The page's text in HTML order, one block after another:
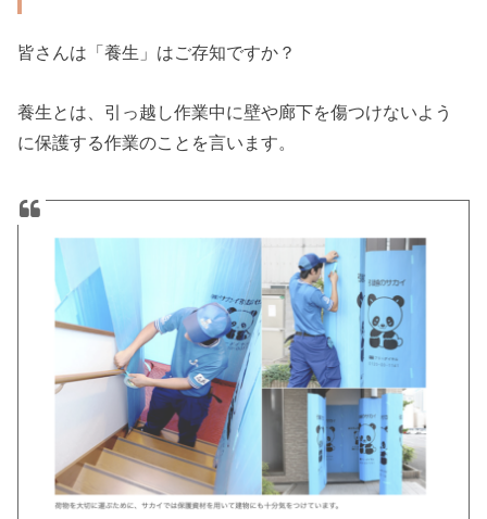
皆さんは「養生」はご存知ですか？
養生とは、引っ越し作業中に壁や廊下を傷つけないよう
に保護する作業のことを言います。